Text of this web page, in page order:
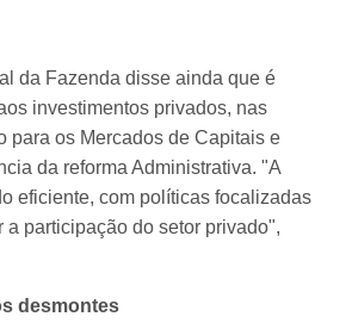
da Fazenda disse ainda que é
investimentos privados, nas
para os Mercados de Capitais e
da reforma Administrativa. "A
eficiente, com políticas focalizadas
a participação do setor privado",
desmontes